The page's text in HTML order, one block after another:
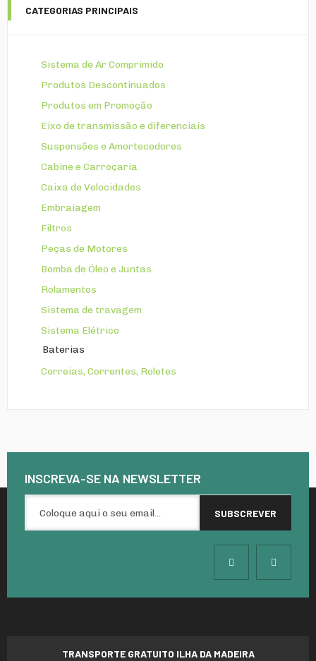
CATEGORIAS PRINCIPAIS
Sistema de Ar Comprimido
Produtos Descontinuados
Produtos em Promoção
Eixo de transmissão e diferenciais
Suspensões e Amortecedores
Cabine e Carroçaria
Caixa de Velocidades
Embraiagem
Filtros
Peças de Motores
Bomba de Óleo e Juntas
Rolamentos
Sistema de travagem
Sistema Elétrico
Baterias
Correias, Correntes, Roletes
INSCREVA-SE NA NEWSLETTER
TRANSPORTE GRATUITO ILHA DA MADEIRA